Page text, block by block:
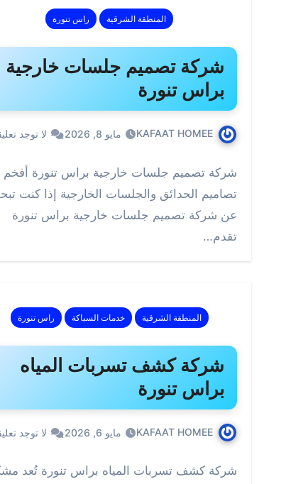
المنطقة الشرقية راس تنورة
شركة تصميم جلسات خارجية
براس تنورة
KAFAAT HOMEE مايو 8, 2026 لا توجد
شركة تصميم جلسات خارجية براس تنورة أفخم
تصاميم الحدائق والجلسات الخارجية إذا كنت
عن شركة تصميم جلسات خارجية براس تنورة
تقدم…
المنطقة الشرقية خدمات السباكة راس تنورة
شركة كشف تسربات المياه
براس تنورة
KAFAAT HOMEE مايو 6, 2026 لا توجد
شركة كشف تسربات المياه براس تنورة تُعد